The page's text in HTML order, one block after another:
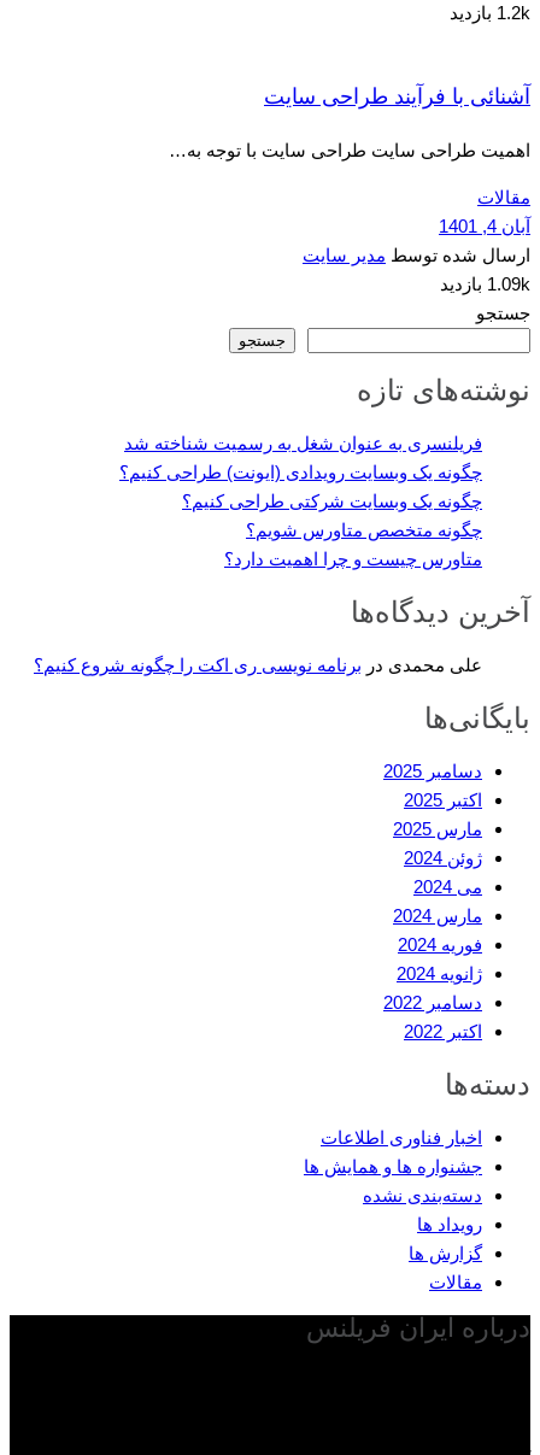
1.2k بازدید
آشنائی با فرآیند طراحی سایت
اهمیت طراحی سایت طراحی سایت با توجه به…
مقالات
آبان 4, 1401
ارسال شده توسط مدیر سایت
1.09k بازدید
جستجو
جستجو
نوشته‌های تازه
فریلنسری به عنوان شغل به رسمیت شناخته شد
چگونه یک وبسایت رویدادی (ایونت) طراحی کنیم؟
چگونه یک وبسایت شرکتی طراحی کنیم؟
چگونه متخصص متاورس شویم؟
متاورس چیست و چرا اهمیت دارد؟
آخرین دیدگاه‌ها
علی محمدی در برنامه نویسی ری اکت را چگونه شروع کنیم؟
بایگانی‌ها
دسامبر 2025
اکتبر 2025
مارس 2025
ژوئن 2024
می 2024
مارس 2024
فوریه 2024
ژانویه 2024
دسامبر 2022
اکتبر 2022
دسته‌ها
اخبار فناوری اطلاعات
جشنواره ها و همایش ها
دسته‌بندی نشده
رویداد ها
گزارش ها
مقالات
درباره ایران فریلنس